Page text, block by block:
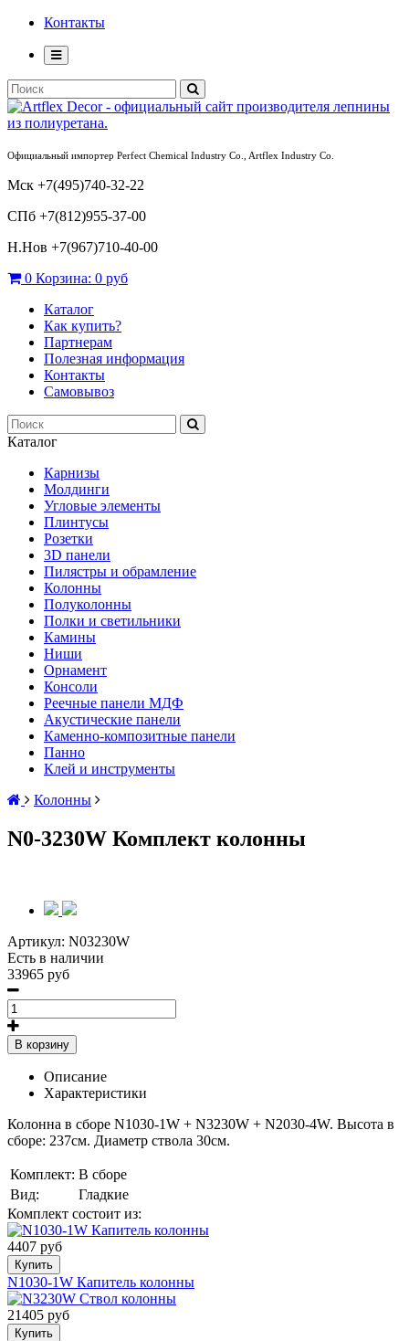
Контакты
Официальный импортер Perfect Chemical Industry Co., Artflex Industry Co.
Мск +7(495)740-32-22
СПб +7(812)955-37-00
Н.Нов +7(967)710-40-00
0 Корзина: 0 руб
Каталог
Как купить?
Партнерам
Полезная информация
Контакты
Самовывоз
Каталог
Карнизы
Молдинги
Угловые элементы
Плинтусы
Розетки
3D панели
Пилястры и обрамление
Колонны
Полуколонны
Полки и светильники
Камины
Ниши
Орнамент
Консоли
Реечные панели МДФ
Акустические панели
Каменно-композитные панели
Панно
Клей и инструменты
Колонны
N0-3230W Комплект колонны
Артикул: N03230W
Есть в наличии
33965 руб
В корзину
Описание
Характеристики
Колонна в сборе N1030-1W + N3230W + N2030-4W. Высота в
сборе: 237см. Диаметр ствола 30см.
Комплект: В сборе
Вид:
Гладкие
Комплект состоит из:
4407 руб
Купить
N1030-1W Капитель колонны
21405 руб
Купить